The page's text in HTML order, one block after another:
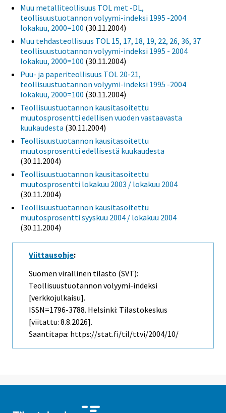
Muu metalliteollisuus TOL met -DL,
teollisuustuotannon volyymi-indeksi 1995 -2004
lokakuu, 2000=100 (30.11.2004)
Muu tehdasteollisuus TOL 15, 17, 18, 19, 22, 26, 36, 37
teollisuustuotannon volyymi-indeksi 1995 - 2004
lokakuu, 2000=100 (30.11.2004)
Puu- ja paperiteollisuus TOL 20-21,
teollisuustuotannon volyymi-indeksi 1995 -2004
lokakuu, 2000=100 (30.11.2004)
Teollisuustuotannon kausitasoitettu
muutosprosentti edellisen vuoden vastaavasta
kuukaudesta (30.11.2004)
Teollisuustuotannon kausitasoitettu
muutosprosentti edellisestä kuukaudesta
(30.11.2004)
Teollisuustuotannon kausitasoitettu
muutosprosentti lokakuu 2003 / lokakuu 2004
(30.11.2004)
Teollisuustuotannon kausitasoitettu
muutosprosentti syyskuu 2004 / lokakuu 2004
(30.11.2004)
Viittausohje:
Suomen virallinen tilasto (SVT):
Teollisuustuotannon volyymi-indeksi
[verkkojulkaisu].
ISSN=1796-3788. Helsinki: Tilastokeskus
[viitattu: 8.8.2026].
Saantitapa: https://stat.fi/til/ttvi/2004/10/